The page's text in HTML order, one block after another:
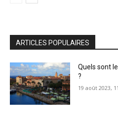
ARTICLES POPULAIRES
Quels sont
?
19 août 2023,